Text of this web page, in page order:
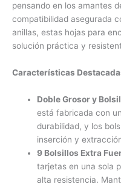
pensando en los amantes
compatibilidad asegurada
anillas, estas hojas para
solución práctica y
Características
Doble Grosor y
está fabricada con
durabilidad, y los
inserción y
9 Bolsillos Extra
tarjetas en una sola
alta resistencia.